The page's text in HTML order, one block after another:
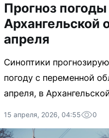
Прогноз погоды
Архангельской
апреля
Синоптики
погоду с переменной
апреля, в
15 апреля, 2026, 04:55 0